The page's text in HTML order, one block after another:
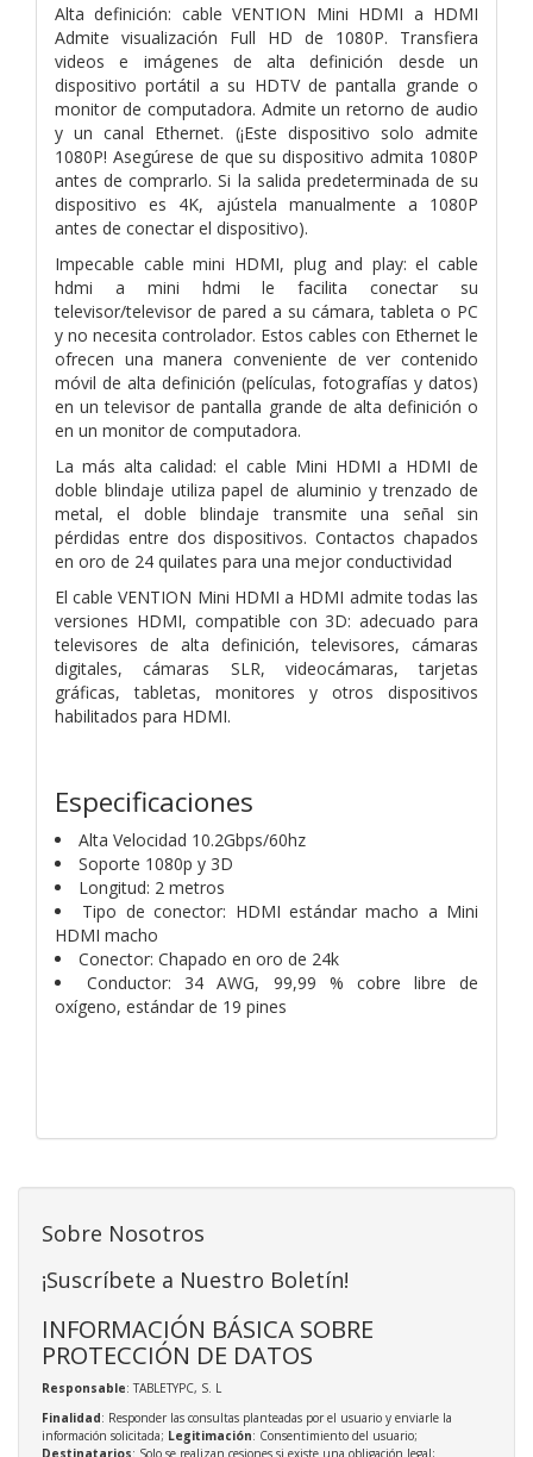
Alta definición: cable VENTION Mini HDMI a HDMI
Admite visualización Full HD de 1080P. Transfiera
videos e imágenes de alta definición desde un
dispositivo portátil a su HDTV de pantalla grande o
monitor de computadora. Admite un retorno de audio
y un canal Ethernet. (¡Este dispositivo solo admite
1080P! Asegúrese de que su dispositivo admita 1080P
antes de comprarlo. Si la salida predeterminada de su
dispositivo es 4K, ajústela manualmente a 1080P
antes de conectar el dispositivo).
Impecable cable mini HDMI, plug and play: el cable
hdmi a mini hdmi le facilita conectar su
televisor/televisor de pared a su cámara, tableta o PC
y no necesita controlador. Estos cables con Ethernet le
ofrecen una manera conveniente de ver contenido
móvil de alta definición (películas, fotografías y datos)
en un televisor de pantalla grande de alta definición o
en un monitor de computadora.
La más alta calidad: el cable Mini HDMI a HDMI de
doble blindaje utiliza papel de aluminio y trenzado de
metal, el doble blindaje transmite una señal sin
pérdidas entre dos dispositivos. Contactos chapados
en oro de 24 quilates para una mejor conductividad
El cable VENTION Mini HDMI a HDMI admite todas las
versiones HDMI, compatible con 3D: adecuado para
televisores de alta definición, televisores, cámaras
digitales, cámaras SLR, videocámaras, tarjetas
gráficas, tabletas, monitores y otros dispositivos
habilitados para HDMI.
Especificaciones
Alta Velocidad 10.2Gbps/60hz
Soporte 1080p y 3D
Longitud: 2 metros
Tipo de conector: HDMI estándar macho a Mini
HDMI macho
Conector: Chapado en oro de 24k
Conductor: 34 AWG, 99,99 % cobre libre de
oxígeno, estándar de 19 pines
Sobre Nosotros
¡Suscríbete a Nuestro Boletín!
INFORMACIÓN BÁSICA SOBRE
PROTECCIÓN DE DATOS
Responsable: TABLETYPC, S. L
Finalidad: Responder las consultas planteadas por el usuario y enviarle la
información solicitada; Legitimación: Consentimiento del usuario;
Destinatarios: Solo se realizan cesiones si existe una obligación legal;